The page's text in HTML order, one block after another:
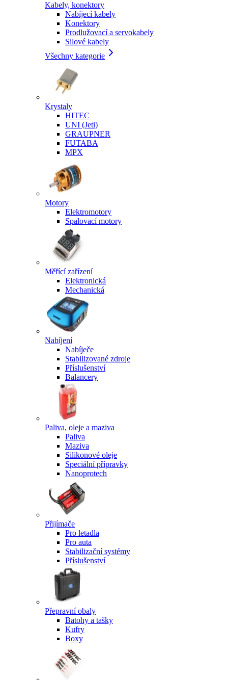
Kabely, konektory
Nabíjecí kabely
Konektory
Prodlužovací a servokabely
Silové kabely
Všechny kategorie
Krystaly
HITEC
UNI (Jeti)
GRAUPNER
FUTABA
MPX
Motory
Elektromotory
Spalovací motory
Měřící zařízení
Elektronická
Mechanická
Nabíjení
Nabíječe
Stabilizované zdroje
Příslušenství
Balancery
Paliva, oleje a maziva
Paliva
Maziva
Silikonové oleje
Speciální přípravky
Nanoprotech
Přijímače
Pro letadla
Pro auta
Stabilizační systémy
Příslušenství
Přepravní obaly
Batohy a tašky
Kufry
Boxy